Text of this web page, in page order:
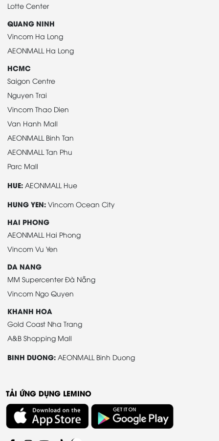
Lotte Center
QUANG NINH
Vincom Ha Long
AEONMALL Ha Long
HCMC
Saigon Centre
Nguyen Trai
Vincom Thao Dien
Van Hanh Mall
AEONMALL Binh Tan
AEONMALL Tan Phu
Parc Mall
HUE: AEONMALL Hue
HUNG YEN: Vincom Ocean City
HAI PHONG
AEONMALL Hai Phong
Vincom Vu Yen
DA NANG
MM Supercenter Đà Nẵng
Vincom Ngo Quyen
KHANH HOA
Gold Coast Nha Trang
A&B Shopping Mall
BINH DUONG: AEONMALL Binh Duong
TẢI ỨNG DỤNG LEMINO